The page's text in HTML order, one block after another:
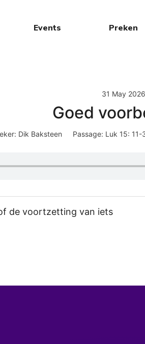
Events Preken
31 May 2026
Goed
Dik Baksteen Passage: Luk 15: 11-
de voortzetting van iets